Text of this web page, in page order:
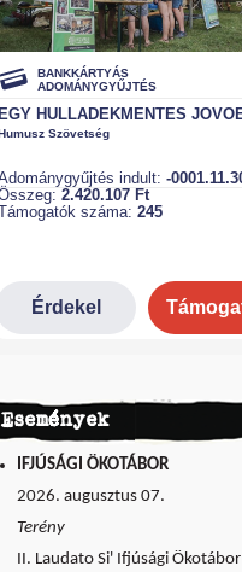
Események
IFJÚSÁGI ÖKOTÁBOR
2026. augusztus 07.
Terény
II. Laudato Si' Ifjúsági Ökotábor